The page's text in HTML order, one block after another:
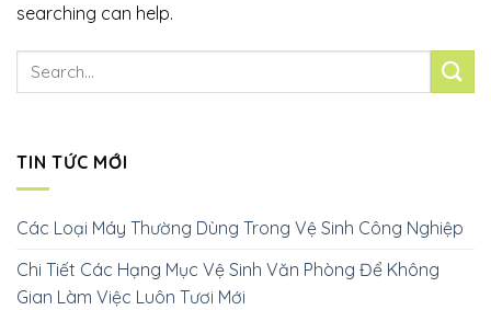
searching can help.
TIN TỨC MỚI
Các Loại Máy Thường Dùng Trong Vệ Sinh Công Nghiệp
Chi Tiết Các Hạng Mục Vệ Sinh Văn Phòng Để Không
Gian Làm Việc Luôn Tươi Mới